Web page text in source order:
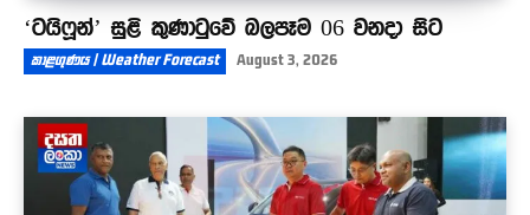
‘ටයිෆූන්’ සුළි කුණාටුවේ බලපෑම 06 වනදා සිට
කාළගුණය | Weather Forecast August 3, 2026